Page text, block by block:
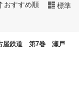
おすすめ順 標準
屋鉄道 第7巻 瀬戸